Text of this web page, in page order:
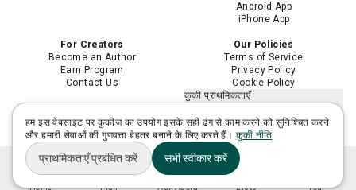
Home Plan Ask Adora Lists You
Android App
iPhone App
For Creators
Become an Author
Earn Program
Contact Us
Our Policies
Terms of Service
Privacy Policy
Cookie Policy
कुकी प्राथमिकताएँ
मेरी संवेदनशील निजी जानकारी का उपयोग
सीमित करें
हम इस वेबसाइट पर कुकीज़ का उपयोग इसके सही ढंग से काम करने को सुनिश्चित करने
और हमारी सेवाओं की गुणवत्ता बेहतर बनाने के लिए करते हैं। कुकी नीति
प्राथमिकताएँ प्रबंधित करें सभी स्वीकार करें